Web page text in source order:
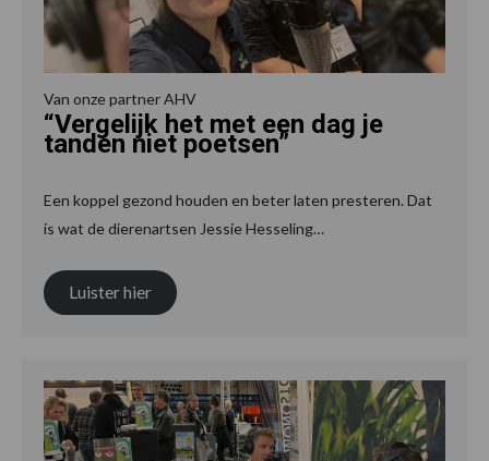
Van onze partner AHV
“Vergelijk het met een dag je
tanden niet poetsen”
Een koppel gezond houden en beter laten presteren. Dat
is wat de dierenartsen Jessie Hesseling…
Luister hier